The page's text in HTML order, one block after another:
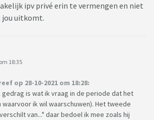
ipv privé erin te vermengen en niet
jou uitkomt.
om 18:35
op 28-10-2021 om 18:28:
is wat ik vraag in de periode dat het
waarvoor ik wil waarschuwen). Het tweede
van..." daar bedoel ik mee zoals hij